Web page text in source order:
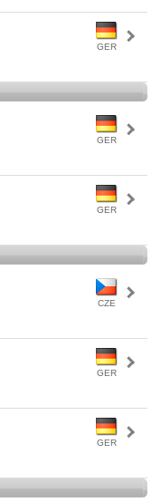
GER
GER
GER
CZE
GER
GER